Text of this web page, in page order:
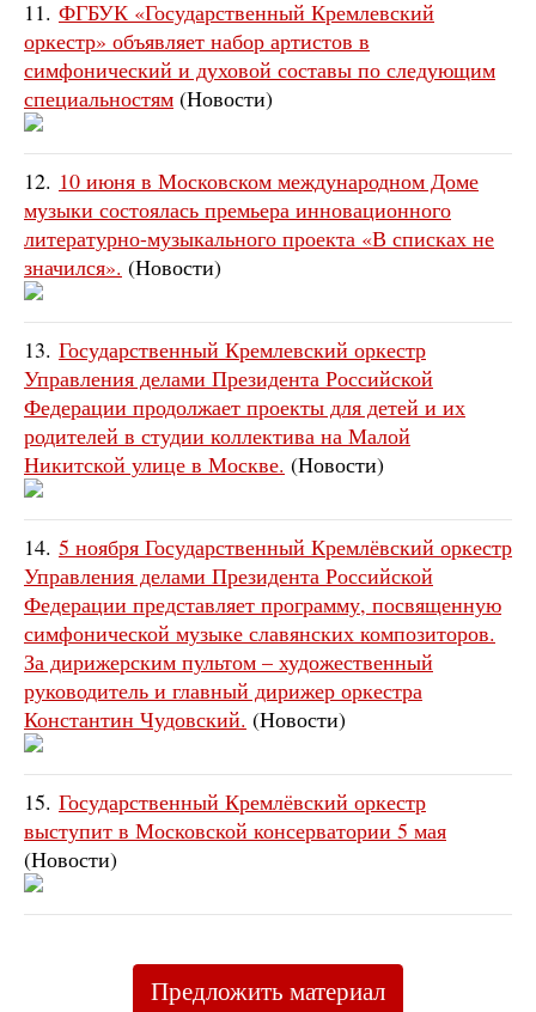
11. ФГБУК «Государственный Кремлевский
оркестр» объявляет набор артистов в
симфонический и духовой составы по следующим
специальностям (Новости)
12. 10 июня в Московском международном Доме
музыки состоялась премьера инновационного
литературно-музыкального проекта «В списках не
значился». (Новости)
13. Государственный Кремлевский оркестр
Управления делами Президента Российской
Федерации продолжает проекты для детей и их
родителей в студии коллектива на Малой
Никитской улице в Москве. (Новости)
14. 5 ноября Государственный Кремлёвский оркестр
Управления делами Президента Российской
Федерации представляет программу, посвященную
симфонической музыке славянских композиторов.
За дирижерским пультом – художественный
руководитель и главный дирижер оркестра
Константин Чудовский. (Новости)
15. Государственный Кремлёвский оркестр
выступит в Московской консерватории 5 мая
(Новости)
Предложить материал